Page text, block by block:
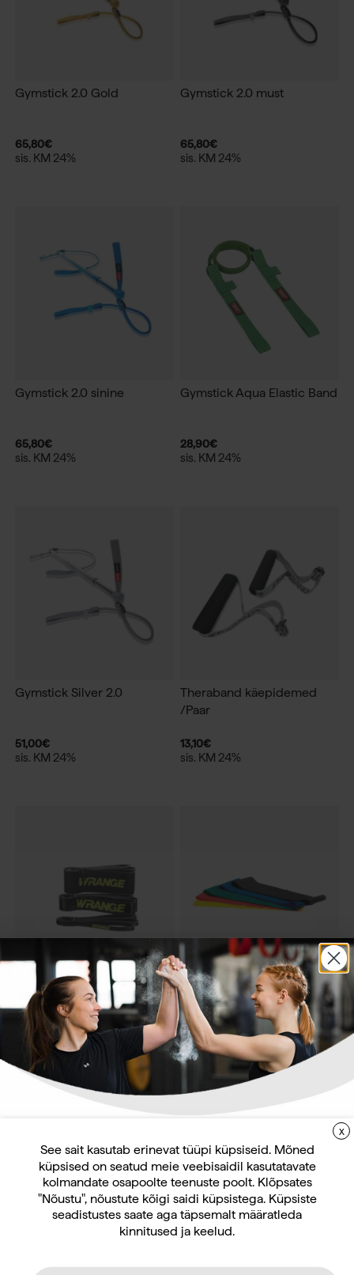
Gymstick 2.0 Gold
65,80€
sis. KM 24%
Gymstick 2.0 must
65,80€
sis. KM 24%
Gymstick 2.0 sinine
65,80€
sis. KM 24%
Gymstick Aqua Elastic Band
28,90€
sis. KM 24%
Gymstick Silver 2.0
51,00€
sis. KM 24%
Theraband käepidemed
/Paar
13,10€
sis. KM 24%
Wrange raskuskumm
Hinnang:
5.0 kokku 5 tärnist
14,10€ –
sis. KM 24%
Theraband 1,5 m Kummilint
Hinnang:
4.7 kokku 5 tärnist
7,00
–10,10€
sis. KM 24%
X
See sait kasutab erinevat tüüpi küpsiseid. Mõned
küpsised on seatud meie veebisaidil kasutatavate
kolmandate osapoolte teenuste poolt. Klõpsates
"Nõustu", nõustute kõigi saidi küpsistega. Küpsiste
seadistustes saate aga täpsemalt määratleda
kinnitused ja keelud.
LIITUGE UUDISKIRJAGA
Uudiskirja tellijana saate jooksvat teavet ja
pakkumisi teid huvitavate küsimuste kohta
ning 10% allahindlust oma esimeselt veebipoe
tellimuselt.